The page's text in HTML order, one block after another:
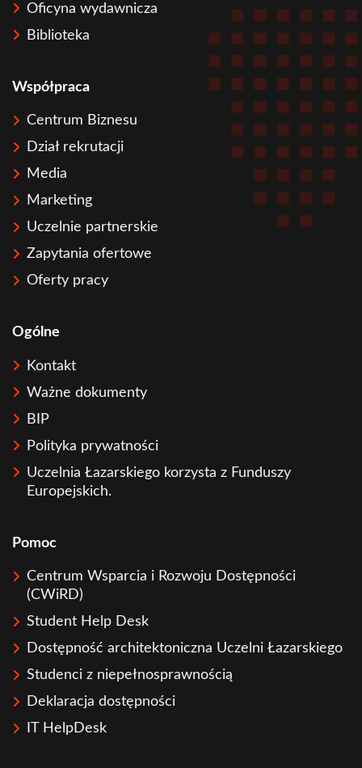
Oficyna wydawnicza
Biblioteka
Współpraca
Centrum Biznesu
Dział rekrutacji
Media
Marketing
Uczelnie partnerskie
Zapytania ofertowe
Oferty pracy
Ogólne
Kontakt
Ważne dokumenty
BIP
Polityka prywatności
Uczelnia Łazarskiego korzysta z Funduszy
Europejskich.
Pomoc
Centrum Wsparcia i Rozwoju Dostępności
(CWiRD)
Student Help Desk
Dostępność architektoniczna Uczelni Łazarskiego
Studenci z niepełnosprawnością
Deklaracja dostępności
IT HelpDesk